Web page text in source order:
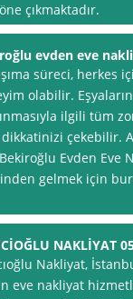
çıkmaktadır.
evden eve
süreci, herkes
olabilir.
ilgili tüm
çekebilir.
Evden Eve
gelmek için
NAKLİYAT
Nakliyat,
eve nakliyat